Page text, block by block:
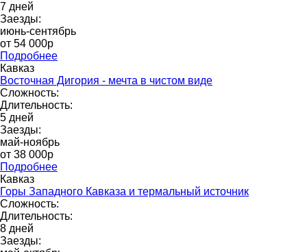
7 дней
Заезды:
июнь-сентябрь
от 54 000р
Подробнее
Кавказ
Восточная Дигория - мечта в чистом виде
Сложность:
Длительность:
5 дней
Заезды:
май-ноябрь
от 38 000p
Подробнее
Кавказ
Горы Западного Кавказа и термальный источник
Сложность:
Длительность:
8 дней
Заезды: